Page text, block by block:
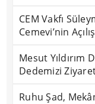
CEM Vakfı
Cemevi’nin
Mesut Yıldırım
Dedemizi
Ruhu Şad,